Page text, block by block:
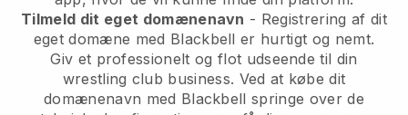
Tilmeld dit eget domænenavn - Registrering af dit
eget domæne med Blackbell er hurtigt og nemt.
Giv et professionelt og flot udseende til din
wrestling club business. Ved at købe dit
domænenavn med Blackbell springe over de